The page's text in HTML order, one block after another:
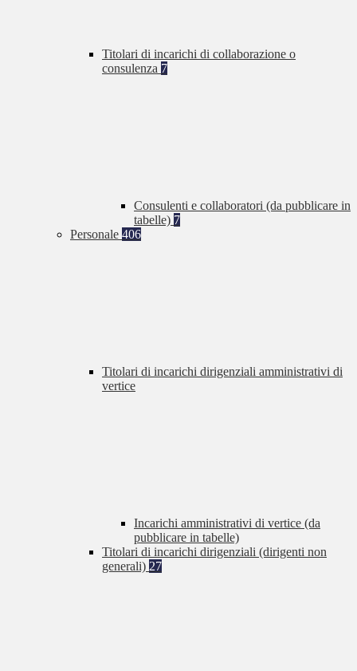
Titolari di incarichi di collaborazione o
consulenza 7
Consulenti e collaboratori (da pubblicare in
tabelle) 7
Personale 406
Titolari di incarichi dirigenziali amministrativi di
vertice
Incarichi amministrativi di vertice (da
pubblicare in tabelle)
Titolari di incarichi dirigenziali (dirigenti non
generali) 27